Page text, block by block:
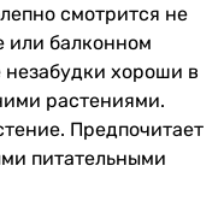
смотрится не
или балконном
хороши в
растениями.
Предпочитает
питательными